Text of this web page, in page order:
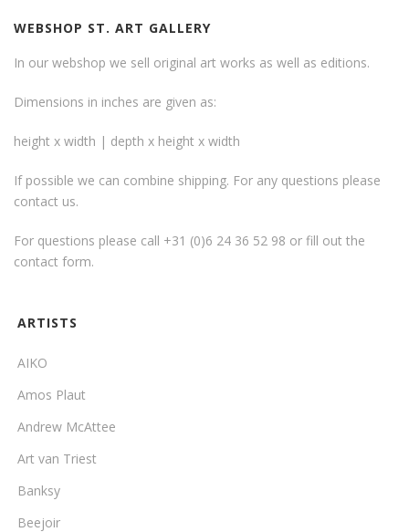
WEBSHOP ST. ART GALLERY
In our webshop we sell original art works as well as editions.
Dimensions in inches are given as:
height x width | depth x height x width
If possible we can combine shipping. For any questions please
contact us.
For questions please call +31 (0)6 24 36 52 98 or fill out the
contact form.
ARTISTS
AIKO
Amos Plaut
Andrew McAttee
Art van Triest
Banksy
Beejoir